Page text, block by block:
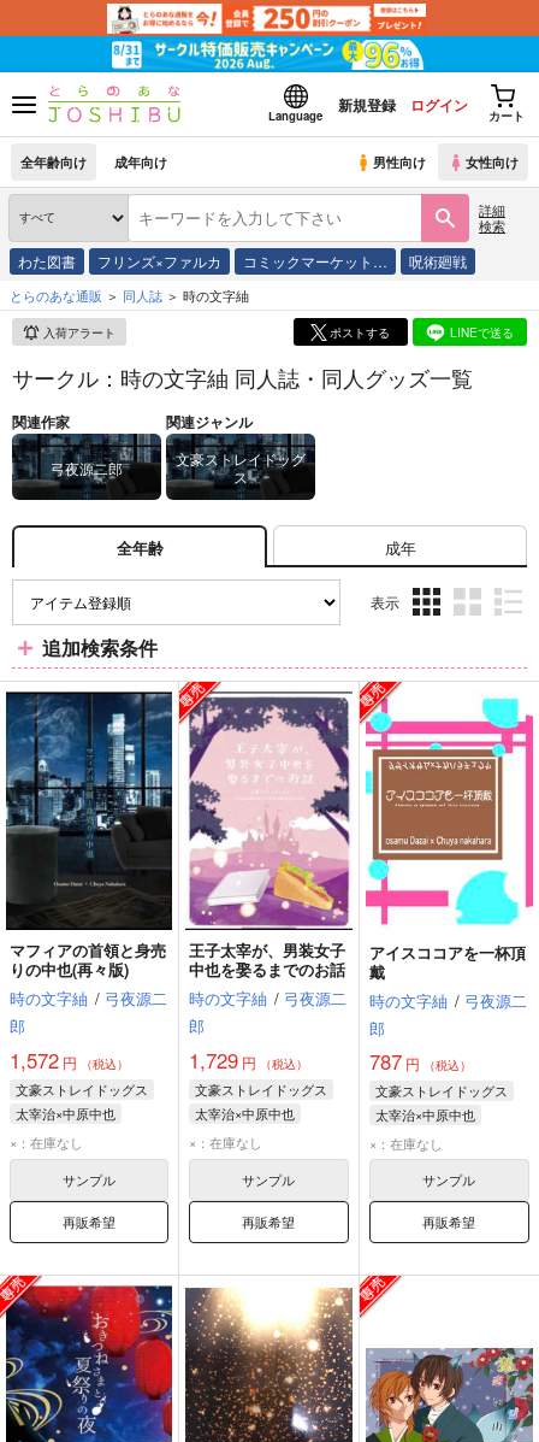
Language
新規登録 ログイン
カート
全年齢向け 成年向け 男性向け 女性向け
詳細
検索
わた図書 フリンズ×ファルカ コミックマーケット… 呪術廻戦
とらのあな通販 同人誌 時の文字紬
入荷アラート ポストする LINEで送る
サークル：時の文字紬 同人誌・同人グッズ一覧
関連作家
弓夜源二郎
関連ジャンル
文豪ストレイドッグ
ス
全年齢 成年
表示
ム
表
ム
表
ム
表
示
追加検索条件
マフィアの首領と身売
りの中也(再々版)
時の文字紬 / 弓夜源二
郎
1,572 円 （税込）
文豪ストレイドッグス
太宰治×中原中也
太宰治
中原中也
×：在庫なし
サンプル
再販希望
王子太宰が、男装女子
中也を娶るまでのお話
時の文字紬 / 弓夜源二
郎
1,729 円 （税込）
文豪ストレイドッグス
太宰治×中原中也
太宰治
中原中也
×：在庫なし
サンプル
再販希望
アイスココアを一杯頂
戴
時の文字紬 / 弓夜源二
郎
787円 （税込）
文豪ストレイドッグス
太宰治×中原中也
太宰治
中原中也
×：在庫なし
サンプル
再販希望